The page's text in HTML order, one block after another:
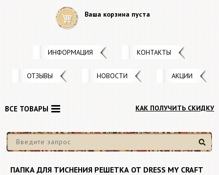
Ваша корзина пуста
ИНФОРМАЦИЯ КОНТАКТЫ
ОТЗЫВЫ НОВОСТИ АКЦИИ
КАК ПОЛУЧИТЬ СКИДКУ
Найти
ВСЕ ТОВАРЫ
ПАПКА ДЛЯ ТИСНЕНИЯ РЕШЕТКА ОТ DRESS MY CRAFT